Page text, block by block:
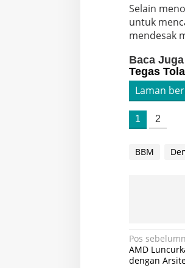
Selain
untuk
mendesak
Baca
Tegas
Laman
1 2
BBM
pos
Pos
AMD
dengan